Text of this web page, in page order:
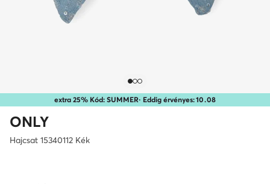
extra 25% Kód: SUMMER· Eddig érvényes:10.08
ONLY
Hajcsat 15340112 Kék